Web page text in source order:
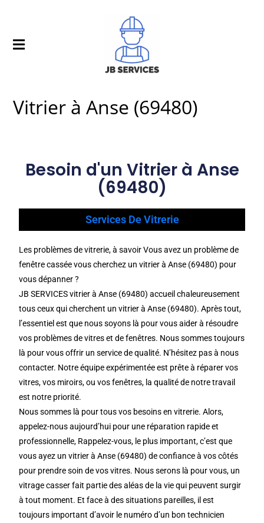
Vitrier à Anse (69480)
Besoin d'un Vitrier à Anse
(69480)
Services De Vitrerie
Les problèmes de vitrerie, à savoir Vous avez un problème de
fenêtre cassée vous cherchez un vitrier à Anse (69480) pour
vous dépanner ?
JB SERVICES vitrier à Anse (69480) accueil chaleureusement
tous ceux qui cherchent un vitrier à Anse (69480). Après tout,
l’essentiel est que nous soyons là pour vous aider à résoudre
vos problèmes de vitres et de fenêtres. Nous sommes toujours
là pour vous offrir un service de qualité. N’hésitez pas à nous
contacter. Notre équipe expérimentée est prête à réparer vos
vitres, vos miroirs, ou vos fenêtres, la qualité de notre travail
est notre priorité.
Nous sommes là pour tous vos besoins en vitrerie. Alors,
appelez-nous aujourd’hui pour une réparation rapide et
professionnelle, Rappelez-vous, le plus important, c’est que
vous ayez un vitrier à Anse (69480) de confiance à vos côtés
pour prendre soin de vos vitres. Nous serons là pour vous, un
vitrage casser fait partie des aléas de la vie qui peuvent surgir
à tout moment. Et face à des situations pareilles, il est
toujours important d’avoir le numéro d’un bon technicien